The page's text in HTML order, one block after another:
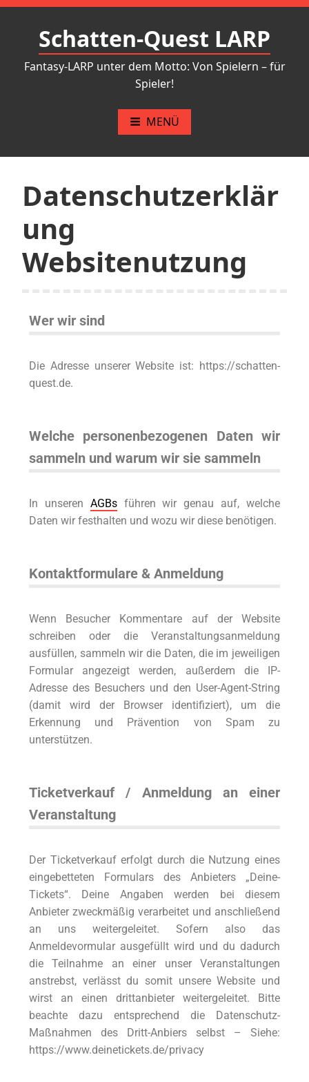
Schatten-Quest LARP
Fantasy-LARP unter dem Motto: Von Spielern – für
Spieler!
MENÜ
Datenschutzerklär
ung
Websitenutzung
Wer wir sind
Die Adresse unserer Website ist: https://schatten-
quest.de.
Welche personenbezogenen Daten wir
sammeln und warum wir sie sammeln
In unseren AGBsführen wir genau auf, welche
Daten wir festhalten und wozu wir diese benötigen.
Kontaktformulare & Anmeldung
Wenn Besucher Kommentare auf der Website
schreiben oder die Veranstaltungsanmeldung
ausfüllen, sammeln wir die Daten, die im jeweiligen
Formular angezeigt werden, außerdem die IP-
Adresse des Besuchers und den User-Agent-String
(damit wird der Browser identifiziert), um die
Erkennung und Prävention von Spam zu
unterstützen.
Ticketverkauf / Anmeldung an einer
Veranstaltung
Der Ticketverkauf erfolgt durch die Nutzung eines
eingebetteten Formulars des Anbieters „Deine-
Tickets“. Deine Angaben werden bei diesem
Anbieter zweckmäßig verarbeitet und anschließend
an uns weitergeleitet. Sofern also das
Anmeldevormular ausgefüllt wird und du dadurch
die Teilnahme an einer unser Veranstaltungen
anstrebst, verlässt du somit unsere Website und
wirst an einen drittanbieter weitergeleitet. Bitte
beachte dazu entsprechend die Datenschutz-
Maßnahmen des Dritt-Anbiers selbst – Siehe:
https://www.deinetickets.de/privacy